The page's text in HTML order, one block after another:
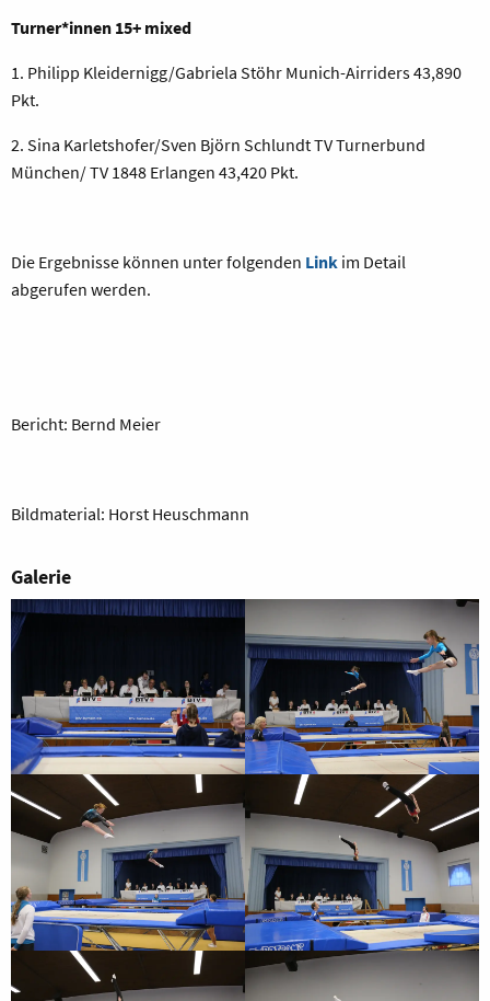
Turner*innen 15+ mixed
1. Philipp Kleidernigg/Gabriela Stöhr Munich-Airriders 43,890
Pkt.
2. Sina Karletshofer/Sven Björn Schlundt TV Turnerbund
München/ TV 1848 Erlangen 43,420 Pkt.
Die Ergebnisse können unter folgenden Link im Detail
abgerufen werden.
Bericht: Bernd Meier
Bildmaterial: Horst Heuschmann
Galerie